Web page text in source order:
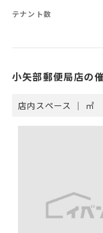
テナント数
小矢部郵便局店の
店内スペース ｜ ㎡